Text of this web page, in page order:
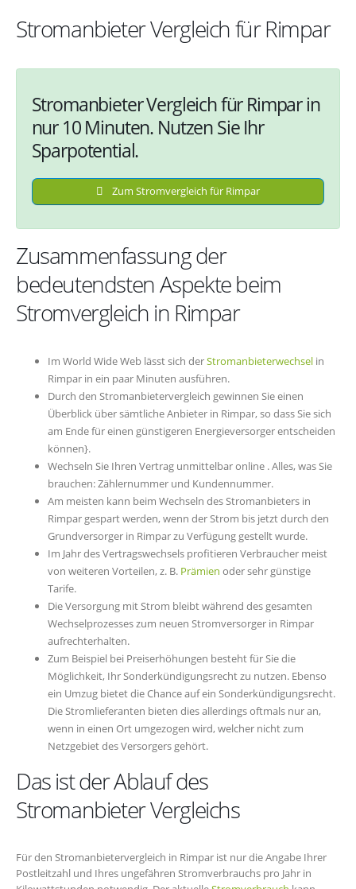
Stromanbieter Vergleich für Rimpar
Stromanbieter Vergleich für Rimpar in
nur 10 Minuten. Nutzen Sie Ihr
Sparpotential.
Zum Stromvergleich für Rimpar
Zusammenfassung der
bedeutendsten Aspekte beim
Stromvergleich in Rimpar
Im World Wide Web lässt sich derStromanbieterwechsel in
Rimpar in ein paar Minuten ausführen.
Durch den Stromanbietervergleich gewinnen Sie einen
Überblick über sämtliche Anbieter in Rimpar, so dass Sie sich
am Ende für einen günstigeren Energieversorger entscheiden
können}.
Wechseln Sie Ihren Vertrag unmittelbar online . Alles, was Sie
brauchen: Zählernummer und Kundennummer.
Am meisten kann beim Wechseln des Stromanbieters in
Rimpar gespart werden, wenn der Strom bis jetzt durch den
Grundversorger in Rimpar zu Verfügung gestellt wurde.
Im Jahr des Vertragswechsels profitieren Verbraucher meist
von weiteren Vorteilen, z. B. Prämien oder sehr günstige
Tarife.
Die Versorgung mit Strom bleibt während des gesamten
Wechselprozesses zum neuen Stromversorger in Rimpar
aufrechterhalten.
Zum Beispiel bei Preiserhöhungen besteht für Sie die
Möglichkeit, Ihr Sonderkündigungsrecht zu nutzen. Ebenso
ein Umzug bietet die Chance auf ein Sonderkündigungsrecht.
Die Stromlieferanten bieten dies allerdings oftmals nur an,
wenn in einen Ort umgezogen wird, welcher nicht zum
Netzgebiet des Versorgers gehört.
Das ist der Ablauf des
Stromanbieter Vergleichs
Für den Stromanbietervergleich in Rimpar ist nur die Angabe Ihrer
Postleitzahl und Ihres ungefähren Stromverbrauchs pro Jahr in